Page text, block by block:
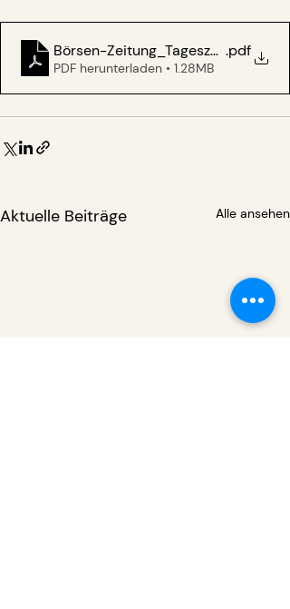
Börsen- .pdf
PDF herunterladen • 1.28MB
Aktuelle Beiträge Alle ansehen